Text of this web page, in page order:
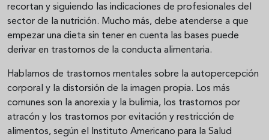
recortan y siguiendo las indicaciones de profesionales del
sector de la nutrición. Mucho más, debe atenderse a que
empezar una dieta sin tener en cuenta las bases puede
derivar en trastornos de la conducta alimentaria.
Hablamos de trastornos mentales sobre la autopercepción
corporal y la distorsión de la imagen propia. Los más
comunes son la anorexia y la bulimia, los trastornos por
atracón y los trastornos por evitación y restricción de
alimentos, según el Instituto Americano para la Salud